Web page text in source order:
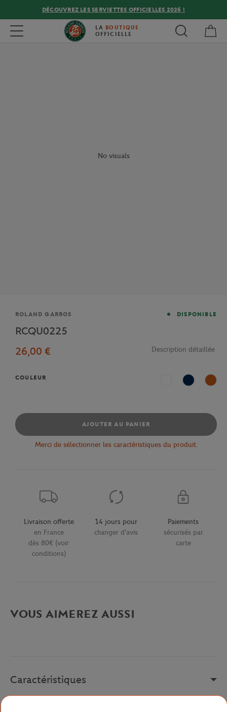
DÉCOUVREZ LES SERVIETTES OFFICIELLES 2026 !
Toggle navigation LA BOUTIQUE
OFFICIELLE
No visuals
Marque
ROLAND GARROS DISPONIBLE
RCQU0225
26,00 €
Description détaillée
COULEUR
Marine
AJOUTER AU PANIER
Merci de sélectionner les caractéristiques du produit.
Livraison offerte
en France
dès 80€ (voir
conditions)
14 jours pour
changer d'avis
Paiements
sécurisés par
carte
VOUS AIMEREZ AUSSI
Caractéristiques